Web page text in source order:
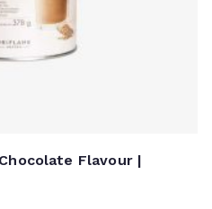
Flavour |